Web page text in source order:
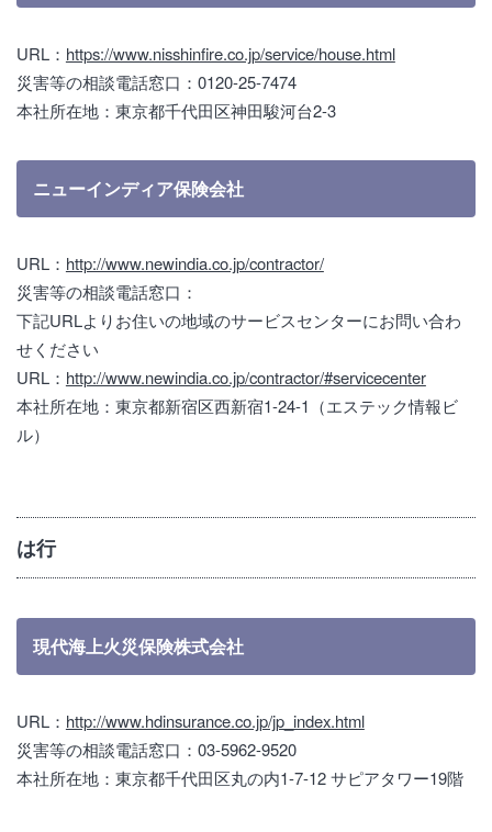
URL： https://www.nisshinfire.co.jp/service/house.html
災害等の相談電話窓口：0120-25-7474
本社所在地：東京都千代田区神田駿河台2-3
ニューインディア保険会社
URL： http://www.newindia.co.jp/contractor/
災害等の相談電話窓口：
下記URLよりお住いの地域のサービスセンターにお問い合わ
せください
URL： http://www.newindia.co.jp/contractor/#servicecenter
本社所在地：東京都新宿区西新宿1-24-1（エステック情報ビ
ル）
は行
現代海上火災保険株式会社
URL： http://www.hdinsurance.co.jp/jp_index.html
災害等の相談電話窓口：03-5962-9520
本社所在地：東京都千代田区丸の内1-7-12 サピアタワー19階